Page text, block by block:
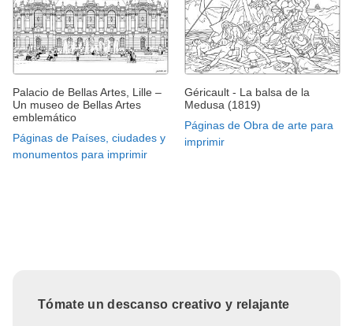
Palacio de Bellas Artes, Lille –
Un museo de Bellas Artes
emblemático
Páginas de Países, ciudades y
monumentos para imprimir
Géricault - La balsa de la
Medusa (1819)
Páginas de Obra de arte para
imprimir
Tómate un descanso creativo y relajante